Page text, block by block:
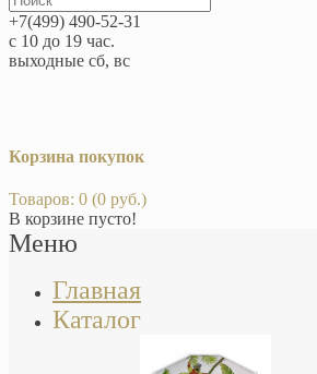
+7(499) 490-52-31
с 10 до 19 час.
выходные сб, вс
Корзина покупок
Товаров: 0 (0 руб.)
В корзине пусто!
Меню
Главная
Каталог